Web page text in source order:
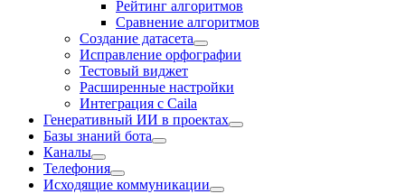
Рейтинг алгоритмов
Сравнение алгоритмов
Создание датасета
Исправление орфографии
Тестовый виджет
Расширенные настройки
Интеграция с Caila
Генеративный ИИ в проектах
Базы знаний бота
Каналы
Телефония
Исходящие коммуникации